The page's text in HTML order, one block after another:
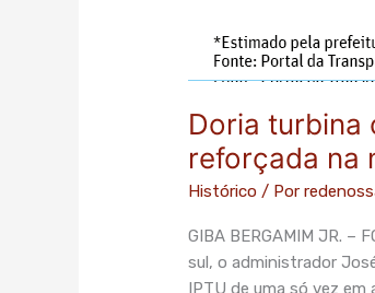
Doria turbina
reforçada na
Histórico / Por
GIBA BERGAMIM JR. –
sul, o administrador
IPTU de uma só vez